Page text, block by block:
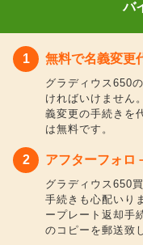
バ
無料で名義変更
グラディウス650
ければいけません
義変更の手続きを
は無料です。
アフターフォロ
グラディウス650
手続きも心配いり
ープレート返却手
のコピーを郵送致